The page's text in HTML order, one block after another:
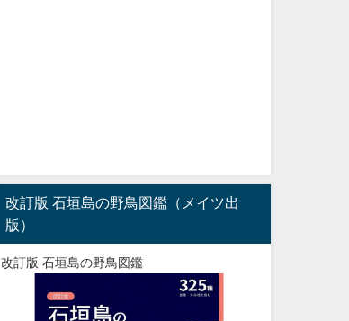
改訂版 石垣島の野鳥図鑑（メイツ出
版）
改訂版 石垣島の野鳥図鑑